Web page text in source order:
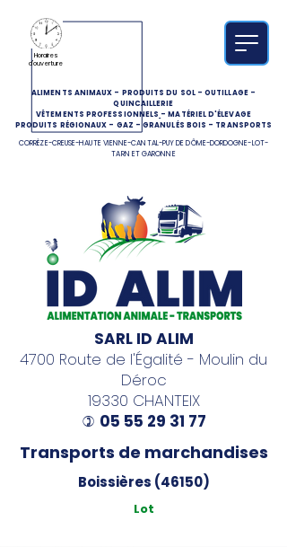
ALIMENTS ANIMAUX - PRODUITS DU SOL-OUTILLAGE-
QUINCAILLERIE
VÊTEMENTS PROFESSIONNELS -MATÉRIEL D'ÉLEVAGE
PRODUITS RÉGIONAUX - GAZ -GRANULÉS BOIS - TRANSPORTS
CORRÈZE-CREUSE-HAUTE VIENNE-CANTAL-PUY DE DÔME-DORDOGNE-LOT-
TARN ET GARONNE
Horaires
d'ouverture
SARL ID ALIM
4700 Route de l'Égalité - Moulin du
Déroc
19330 CHANTEIX
) 05 55 29 31 77
Transports de marchandises
Boissières (46150)
Lot